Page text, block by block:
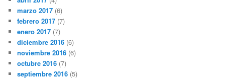
marzo 2017 (6)
febrero 2017 (7)
enero 2017 (7)
diciembre 2016 (6)
noviembre 2016 (6)
octubre 2016 (7)
septiembre 2016 (5)